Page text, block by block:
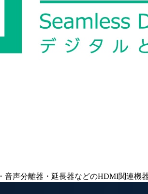
声分離器・延長器などのHDMI関連機